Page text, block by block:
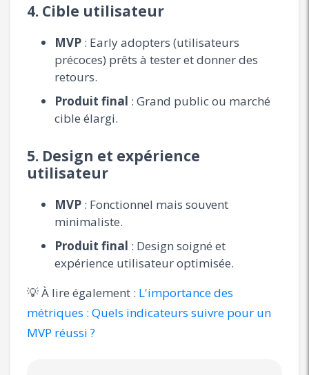
4. Cible utilisateur
MVP : Early adopters (utilisateurs
précoces) prêts à tester et donner des
retours.
Produit final : Grand public ou marché
cible élargi.
5. Design et expérience
utilisateur
MVP : Fonctionnel mais souvent
minimaliste.
Produit final : Design soigné et
expérience utilisateur optimisée.
💡 À lire également : L'importance des
métriques : Quels indicateurs suivre pour un
MVP réussi ?